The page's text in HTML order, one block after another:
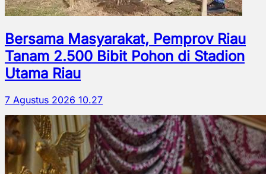
Bersama Masyarakat, Pemprov Riau
Tanam 2.500 Bibit Pohon di Stadion
Utama Riau
7 Agustus 2026 10.27